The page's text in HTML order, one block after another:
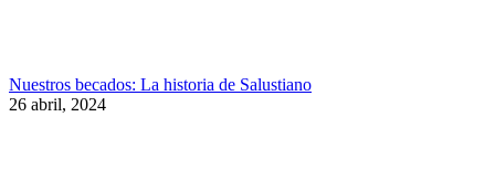
Nuestros becados: La historia de Salustiano
26 abril, 2024